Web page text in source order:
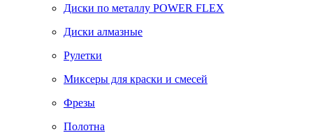
Диски по металлу POWER FLEX
Диски алмазные
Рулетки
Миксеры для краски и смесей
Фрезы
Полотна